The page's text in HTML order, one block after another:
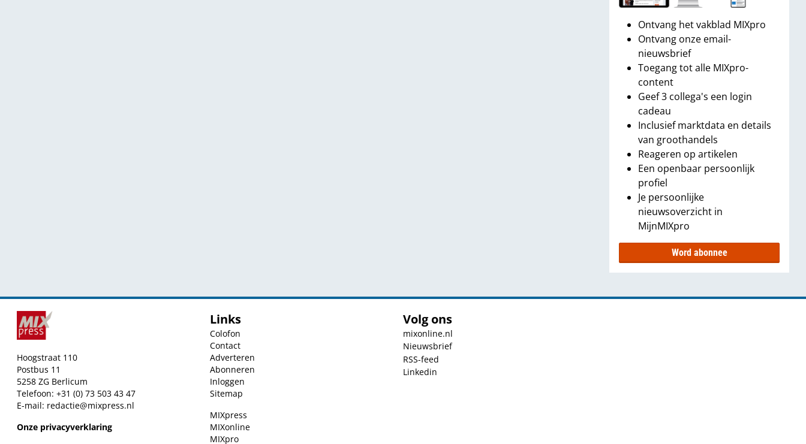
Ontvang het vakblad MIXpro
Ontvang onze email-
nieuwsbrief
Toegang tot alle MIXpro-
content
Geef 3 collega's een login
cadeau
Inclusief marktdata en details
van groothandels
Reageren op artikelen
Een openbaar persoonlijk
profiel
Je persoonlijke
nieuwsoverzicht in
MijnMIXpro
Word abonnee
Hoogstraat 110
Postbus 11
5258 ZG Berlicum
Telefoon: +31 (0) 73 503 43 47
E-mail: redactie@mixpress.nl
Onze privacyverklaring
Links
Colofon
Contact
Adverteren
Abonneren
Inloggen
Sitemap
MIXpress
MIXonline
MIXpro
Volg ons
mixonline.nl
Nieuwsbrief
RSS-feed
Linkedin